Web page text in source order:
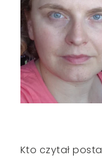
Kto czytał posta